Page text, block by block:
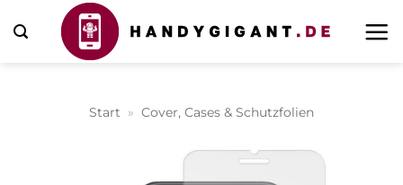
Inhalt
Start » Cover, Cases & Schutzfolien